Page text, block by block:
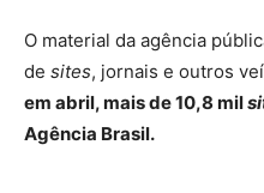
O material da agência
de sites, jornais e outros
em abril, mais de 10,8 mil
Agência Brasil.